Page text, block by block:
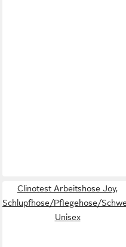
Clinotest Arbeitshose Joy,
Schlupfhose/Pflegehose/
Unisex